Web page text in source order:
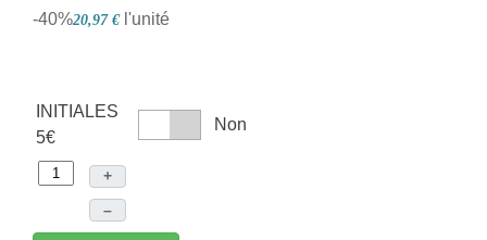
-40%20,97 € l'unité
INITIALES
5€
Non
+
–